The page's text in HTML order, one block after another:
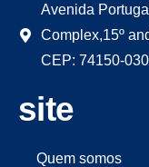
Avenida
Complex,15º
CEP: 74150-030
site
Quem somos